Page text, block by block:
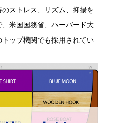
ストレス、リズム、抑揚を
米国国務省、ハーバード大
ップ機関でも採用されてい